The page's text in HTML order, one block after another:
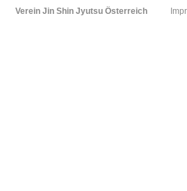
Verein Jin Shin Jyutsu Österreich